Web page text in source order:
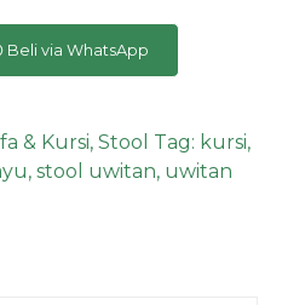
Beli via WhatsApp
& Kursi, Stool Tag: kursi,
, stool uwitan, uwitan